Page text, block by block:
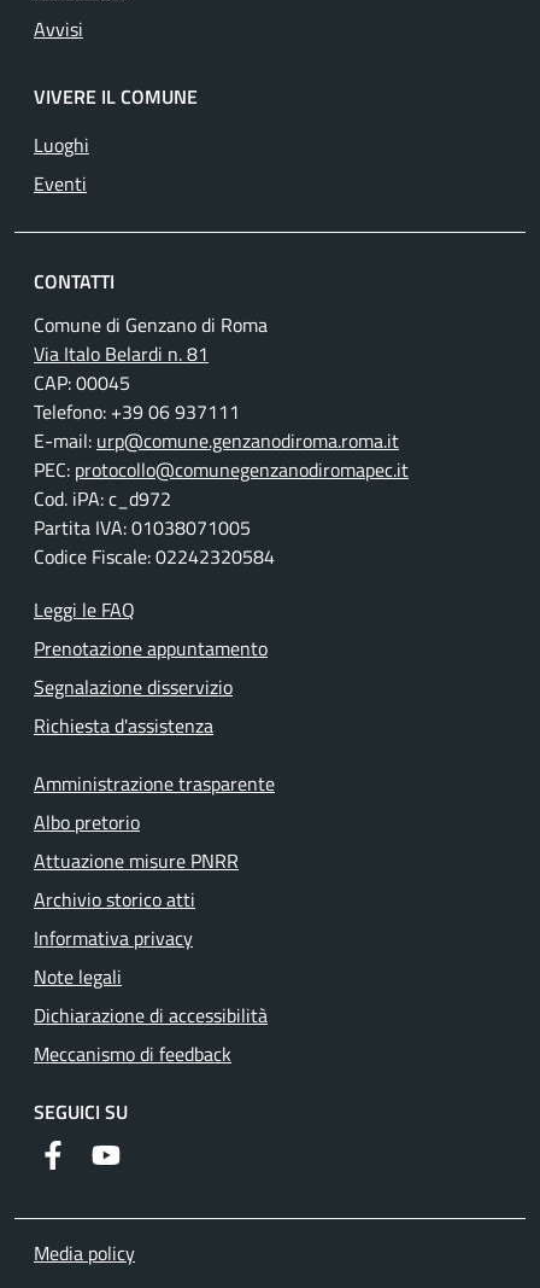
Avvisi
VIVERE IL COMUNE
Luoghi
Eventi
CONTATTI
Comune di Genzano di Roma
Via Italo Belardi n. 81
CAP: 00045
Telefono: +39 06 937111
E-mail: urp@comune.genzanodiroma.roma.it
PEC: protocollo@comunegenzanodiromapec.it
Cod. iPA: c_d972
Partita IVA: 01038071005
Codice Fiscale: 02242320584
Leggi le FAQ
Prenotazione appuntamento
Segnalazione disservizio
Richiesta d'assistenza
Amministrazione trasparente
Albo pretorio
Attuazione misure PNRR
Archivio storico atti
Informativa privacy
Note legali
Dichiarazione di accessibilità
Meccanismo di feedback
SEGUICI SU
FacebookYouTube
Media policy